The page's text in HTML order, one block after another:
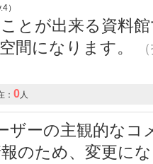
）
とが出来る資料
間になります。
： 0人
ーの主観的なコ
のため、変更に